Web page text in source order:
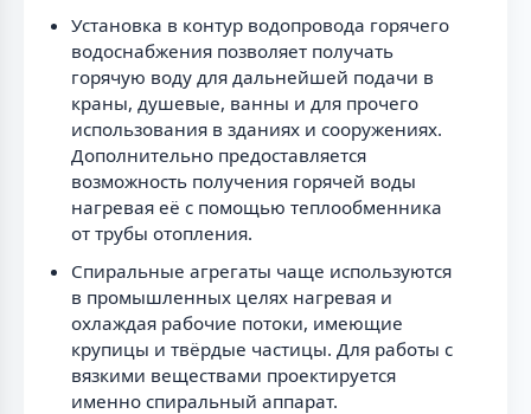
Установка в контур водопровода горячего
водоснабжения позволяет получать
горячую воду для дальнейшей подачи в
краны, душевые, ванны и для прочего
использования в зданиях и сооружениях.
Дополнительно предоставляется
возможность получения горячей воды
нагревая её с помощью теплообменника
от трубы отопления.
Спиральные агрегаты чаще используются
в промышленных целях нагревая и
охлаждая рабочие потоки, имеющие
крупицы и твёрдые частицы. Для работы с
вязкими веществами проектируется
именно спиральный аппарат.